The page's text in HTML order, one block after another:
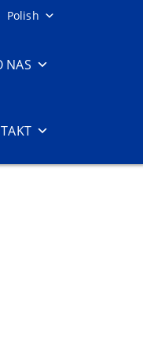
Polish
NAS